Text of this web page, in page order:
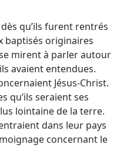
qu’ils furent rentrés
baptisés originaires
se mirent à parler autour
avaient entendues.
Jésus-Christ.
qu’ils seraient ses
lointaine de la terre.
dans leur pays
concernant le